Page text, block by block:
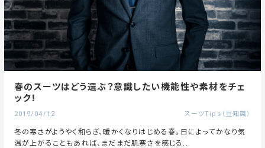
春のスーツはどう選ぶ？意識したい機能性や素材をチェ
ック！
2019/04/12 スーツTips（豆知識）
冬の寒さがようやく和らぎ、暖かくなりはじめる春。日によってかなり気
温が上がることもあれば、まだまだ肌寒さを感じる...